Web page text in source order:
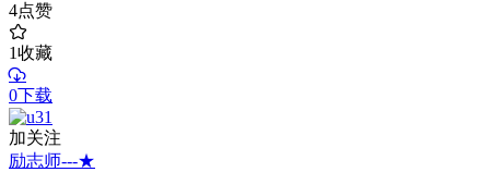
4点赞
1收藏
0下载
加关注
励志师---★